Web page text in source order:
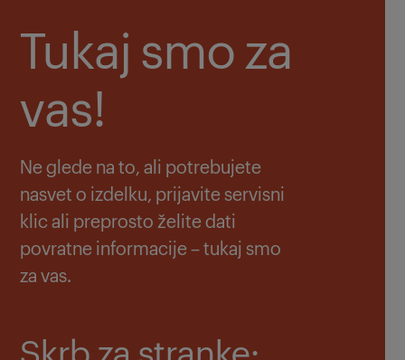
Tukaj smo za
vas!
Ne glede na to, ali potrebujete
nasvet o izdelku, prijavite servisni
klic ali preprosto želite dati
povratne informacije – tukaj smo
za vas.
Skrb za stranke: